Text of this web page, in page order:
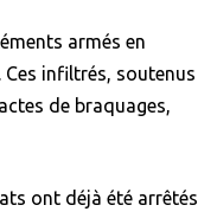
armés en
infiltrés, soutenus
de braquages,
ont déjà été arrêtés